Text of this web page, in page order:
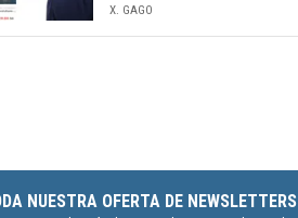
X. GAGO
NUESTRA OFERTA DE NEWSLETTERS